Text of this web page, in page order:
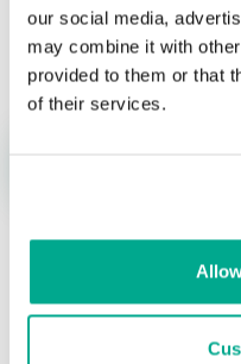
our social media,
may combine it with
provided to them or that
of their services.
Nombre*
ÚLTIMAS